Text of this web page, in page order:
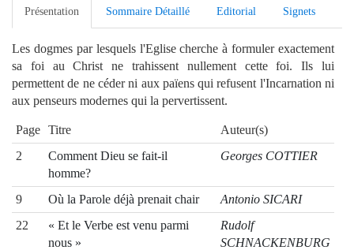
Présentation Sommaire Détaillé Editorial Signets
Les dogmes par lesquels l'Eglise cherche à formuler exactement
sa foi au Christ ne trahissent nullement cette foi. Ils lui
permettent de ne céder ni aux païens qui refusent l'Incarnation ni
aux penseurs modernes qui la pervertissent.
Page Titre
Auteur(s)
2
Comment Dieu se fait-il
homme?
Georges COTTIER
9 Où la Parole déjà prenait chair
Antonio SICARI
22
« Et le Verbe est venu parmi
nous »
Rudolf
SCHNACKENBURG